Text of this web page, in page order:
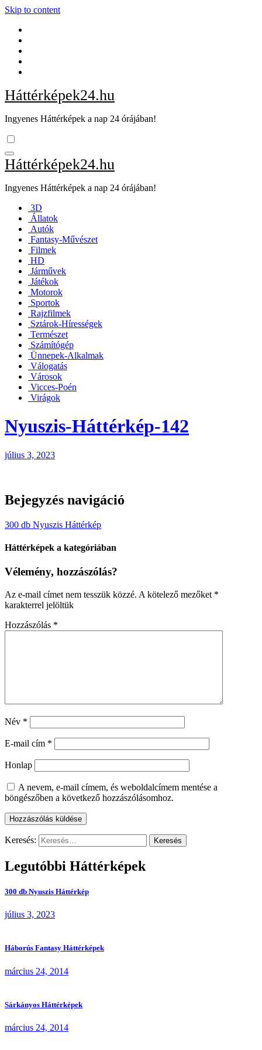
Skip to content
Háttérképek24.hu
Ingyenes Háttérképek a nap 24 órájában!
Háttérképek24.hu
Ingyenes Háttérképek a nap 24 órájában!
3D
Állatok
Autók
Fantasy-Művészet
Filmek
HD
Járművek
Játékok
Motorok
Sportok
Rajzfilmek
Sztárok-Hírességek
Természet
Számítógép
Ünnepek-Alkalmak
Válogatás
Városok
Vicces-Poén
Virágok
Nyuszis-Háttérkép-142
július 3, 2023
Bejegyzés navigáció
300 db Nyuszis Háttérkép
Háttérképek a kategóriában
Vélemény, hozzászólás?
Az e-mail címet nem tesszük közzé. A kötelező mezőket *
karakterrel jelöltük
Hozzászólás *
Név *
E-mail cím *
Honlap
A nevem, e-mail címem, és weboldalcímem mentése a
böngészőben a következő hozzászólásomhoz.
Keresés:
Legutóbbi Háttérképek
300 db Nyuszis Háttérkép
július 3, 2023
Háborús Fantasy Háttérképek
március 24, 2014
Sárkányos Háttérképek
március 24, 2014